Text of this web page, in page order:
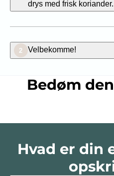
drys med frisk koriander.
2 Velbekomme!
Bedøm
Hvad er din